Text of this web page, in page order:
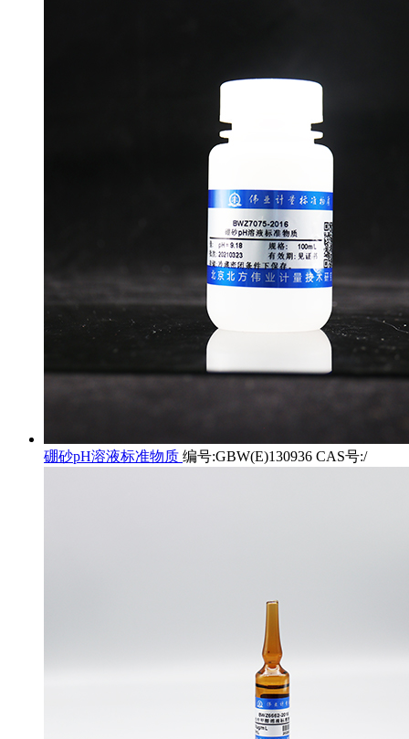
硼砂pH溶液标准物质 编号:GBW(E)130936 CAS号:/